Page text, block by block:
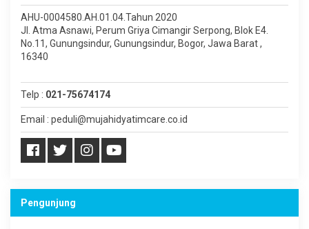
AHU-0004580.AH.01.04.Tahun 2020
Jl. Atma Asnawi, Perum Griya Cimangir Serpong, Blok E4.
No.11, Gunungsindur, Gunungsindur, Bogor, Jawa Barat ,
16340
Telp : 021-75674174
Email : peduli@mujahidyatimcare.co.id
Pengunjung